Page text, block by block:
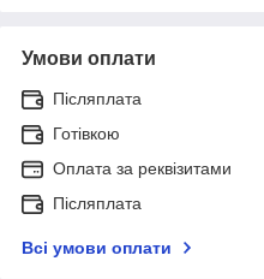
Умови оплати
Післяплата
Готівкою
Оплата за реквізитами
Післяплата
Всі умови оплати